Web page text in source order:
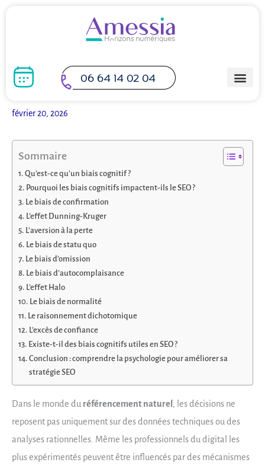
06 64 14 02 04
février 20, 2026
Sommaire
Qu’est-ce qu’un biais cognitif ?
Pourquoi les biais cognitifs impactent-ils le SEO ?
Le biais de confirmation
L’effet Dunning-Kruger
L’aversion à la perte
Le biais de statu quo
Le biais d’omission
Le biais d’autocomplaisance
L’effet Halo
Le biais de normalité
Le raisonnement dichotomique
L’excès de confiance
Existe-t-il des biais cognitifs utiles en SEO ?
Conclusion : comprendre la psychologie pour améliorer sa
stratégie SEO
Dans le monde du référencement naturel
, les décisions ne
reposent pas uniquement sur des données techniques ou des
analyses rationnelles. Même les professionnels du digital les
plus expérimentés peuvent être influencés par des mécanismes